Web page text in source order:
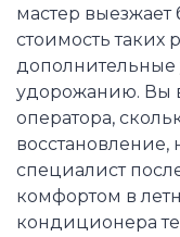
мастер
стоимость таких
дополнительные
удорожанию. Вы
оператора,
восстановление,
специалист
комфортом в
кондиционера